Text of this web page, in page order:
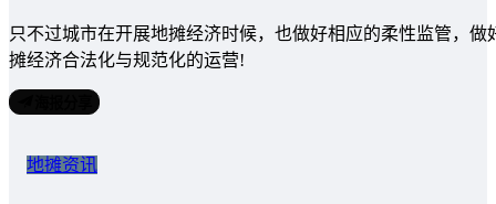
只不过城市在开展地摊经济时候，也做好相应的柔性监管，
摊经济合法化与规范化的运营!
地摊资讯